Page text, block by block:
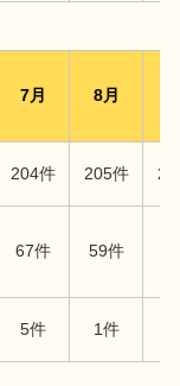
7月 8月
204件 205件
67件 59件
5件 1件